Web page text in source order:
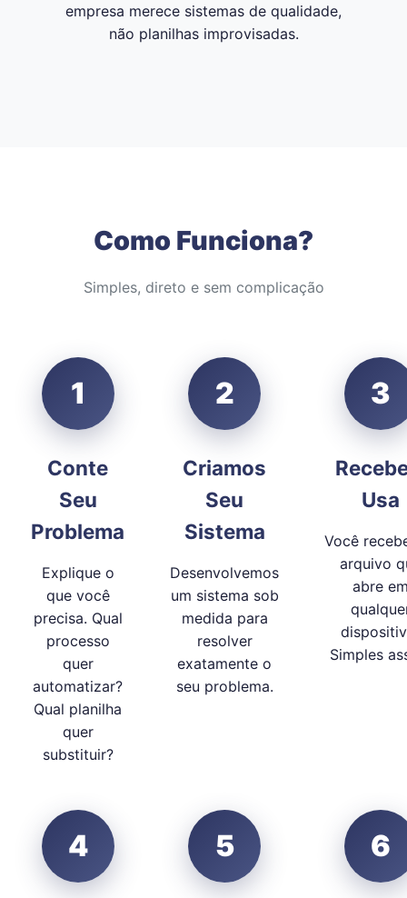
empresa merece sistemas de qualidade,
não planilhas improvisadas.
Como Funciona?
Simples, direto e sem complicação
1
Conte
Seu
Problema
Explique o
que você
precisa. Qual
processo
quer
automatizar?
Qual planilha
quer
substituir?
2
Criamos
Seu
Sistema
Desenvolvemos
um sistema sob
medida para
resolver
exatamente o
seu problema.
3
Usa
Você
arquivo
abre
Simples
4 5 6